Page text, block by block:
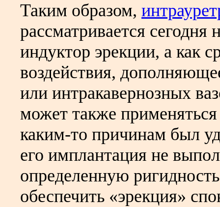
Таким образом,
рассматривается сегодня
индуктор эрекции, а как
воздействия,
или интракавернозных
может также
каким-то причинам был
его имплантация не
определенную
обеспечить «эрекция»